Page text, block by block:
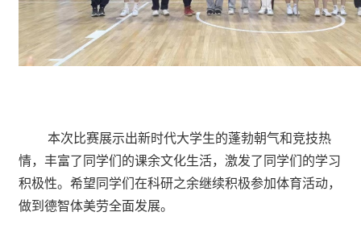
本次比赛展示出新时代大学生的蓬勃朝气和竞技热
情，丰富了同学们的课余文化生活，激发了同学们的学习
积极性。希望同学们在科研之余继续积极参加体育活动，
做到德智体美劳全面发展。